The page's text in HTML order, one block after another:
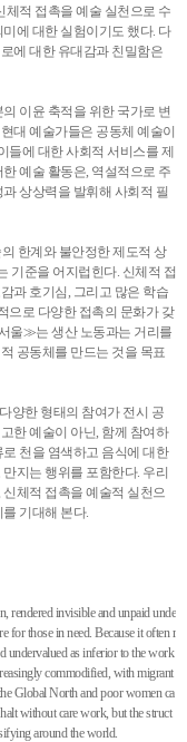
체적 접촉을 예술 실천으로 수
에 대한 실험이기도 했다. 다
에 대한 유대감과 친밀함은
이윤 축적을 위한 국가로 변
대 예술가들은 공동체 예술이
들에 대한 사회적 서비스를 제
예술 활동은, 역설적으로 주
상상력을 발휘해 사회적 필
한계와 불안정한 제도적 상
기준을 어지럽힌다. 신체적 접
과 호기심, 그리고 많은 학습
으로 다양한 접촉의 문화가 갖
울≫는 생산 노동과는 거리를
공동체를 만드는 것을 목표
양한 형태의 참여가 전시 공
한 예술이 아닌, 함께 참여하
천을 염색하고 음식에 대한
지는 행위를 포함한다. 우리
체적 접촉을 예술적 실천으
기대해 본다.
rendered invisible and unpaid unde
for those in need. Because it often r
undervalued as inferior to the work
commodified, with migrant
Global North and poor women ca
without care work, but the struct
around the world.